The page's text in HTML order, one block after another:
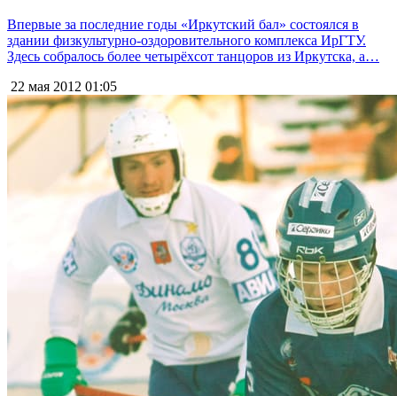
Впервые за последние годы «Иркутский бал» состоялся в
здании физкультурно-оздоровительного комплекса ИрГТУ.
Здесь собралось более четырёхсот танцоров из Иркутска, а…
22 мая 2012 01:05